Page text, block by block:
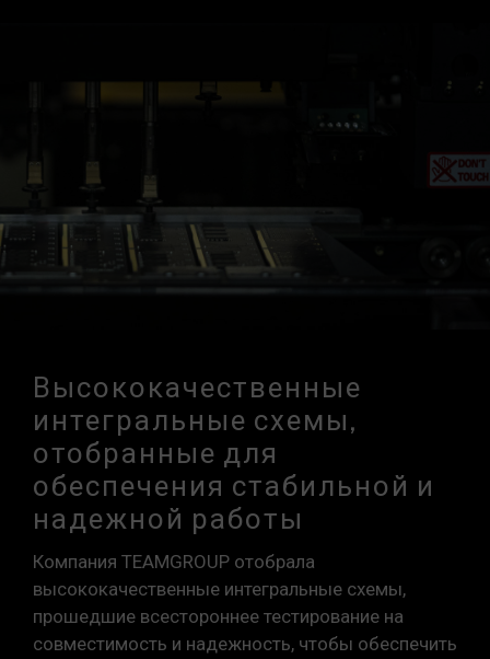
Высококачественные
интегральные схемы,
отобранные для
обеспечения стабильной и
надежной работы
Компания TEAMGROUP отобрала
высококачественные интегральные схемы,
прошедшие всестороннее тестирование на
совместимость и надежность, чтобы обеспечить